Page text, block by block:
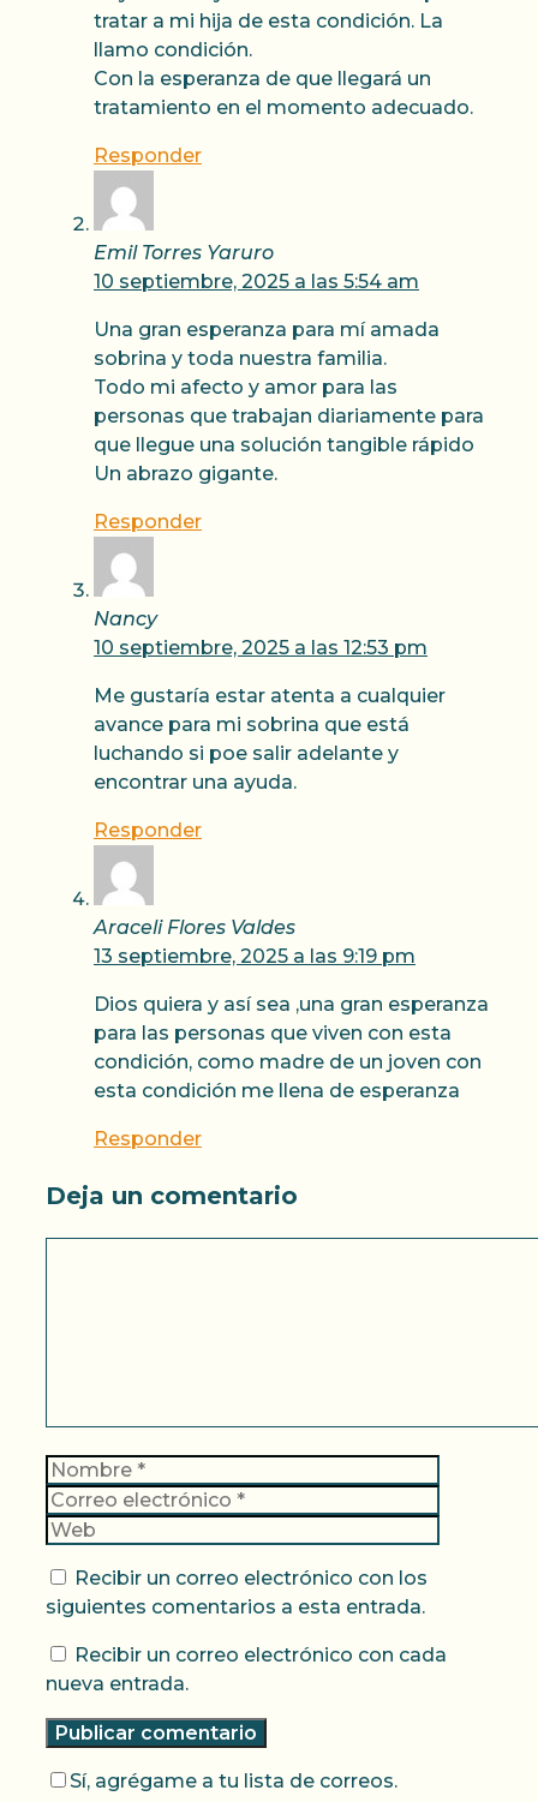
tratar a mi hija de esta condición. La
llamo condición.
Con la esperanza de que llegará un
tratamiento en el momento adecuado.
Responder
Emil Torres Yaruro
10 septiembre, 2025 a las 5:54 am
Una gran esperanza para mí amada
sobrina y toda nuestra familia.
Todo mi afecto y amor para las
personas que trabajan diariamente para
que llegue una solución tangible rápido
Un abrazo gigante.
Responder
Nancy
10 septiembre, 2025 a las 12:53 pm
Me gustaría estar atenta a cualquier
avance para mi sobrina que está
luchando si poe salir adelante y
encontrar una ayuda.
Responder
Araceli Flores Valdes
13 septiembre, 2025 a las 9:19 pm
Dios quiera y así sea ,una gran esperanza
para las personas que viven con esta
condición, como madre de un joven con
esta condición me llena de esperanza
Responder
Deja un comentario
Nombre
Recibir un correo electrónico con los
siguientes comentarios a esta entrada.
Recibir un correo electrónico con cada
nueva entrada.
Sí, agrégame a tu lista de correos.